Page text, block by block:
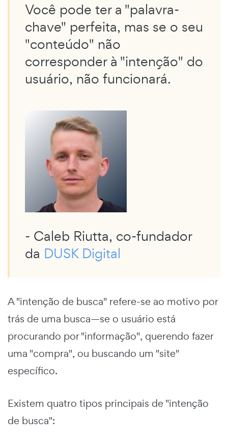
Você pode ter a "palavra-
chave" perfeita, mas se o seu
"conteúdo" não
corresponder à "intenção" do
usuário, não funcionará.
- Caleb Riutta, co-fundador
da DUSK Digital
A "intenção de busca" refere-se ao motivo por
trás de uma busca—se o usuário está
procurando por "informação", querendo fazer
uma "compra", ou buscando um "site"
específico.
Existem quatro tipos principais de "intenção
de busca":